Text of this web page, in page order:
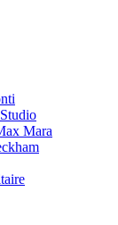
Mara